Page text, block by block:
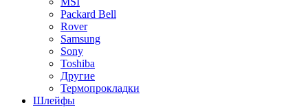
Packard Bell
Rover
Samsung
Sony
Toshiba
Другие
Термопрокладки
Шлейфы